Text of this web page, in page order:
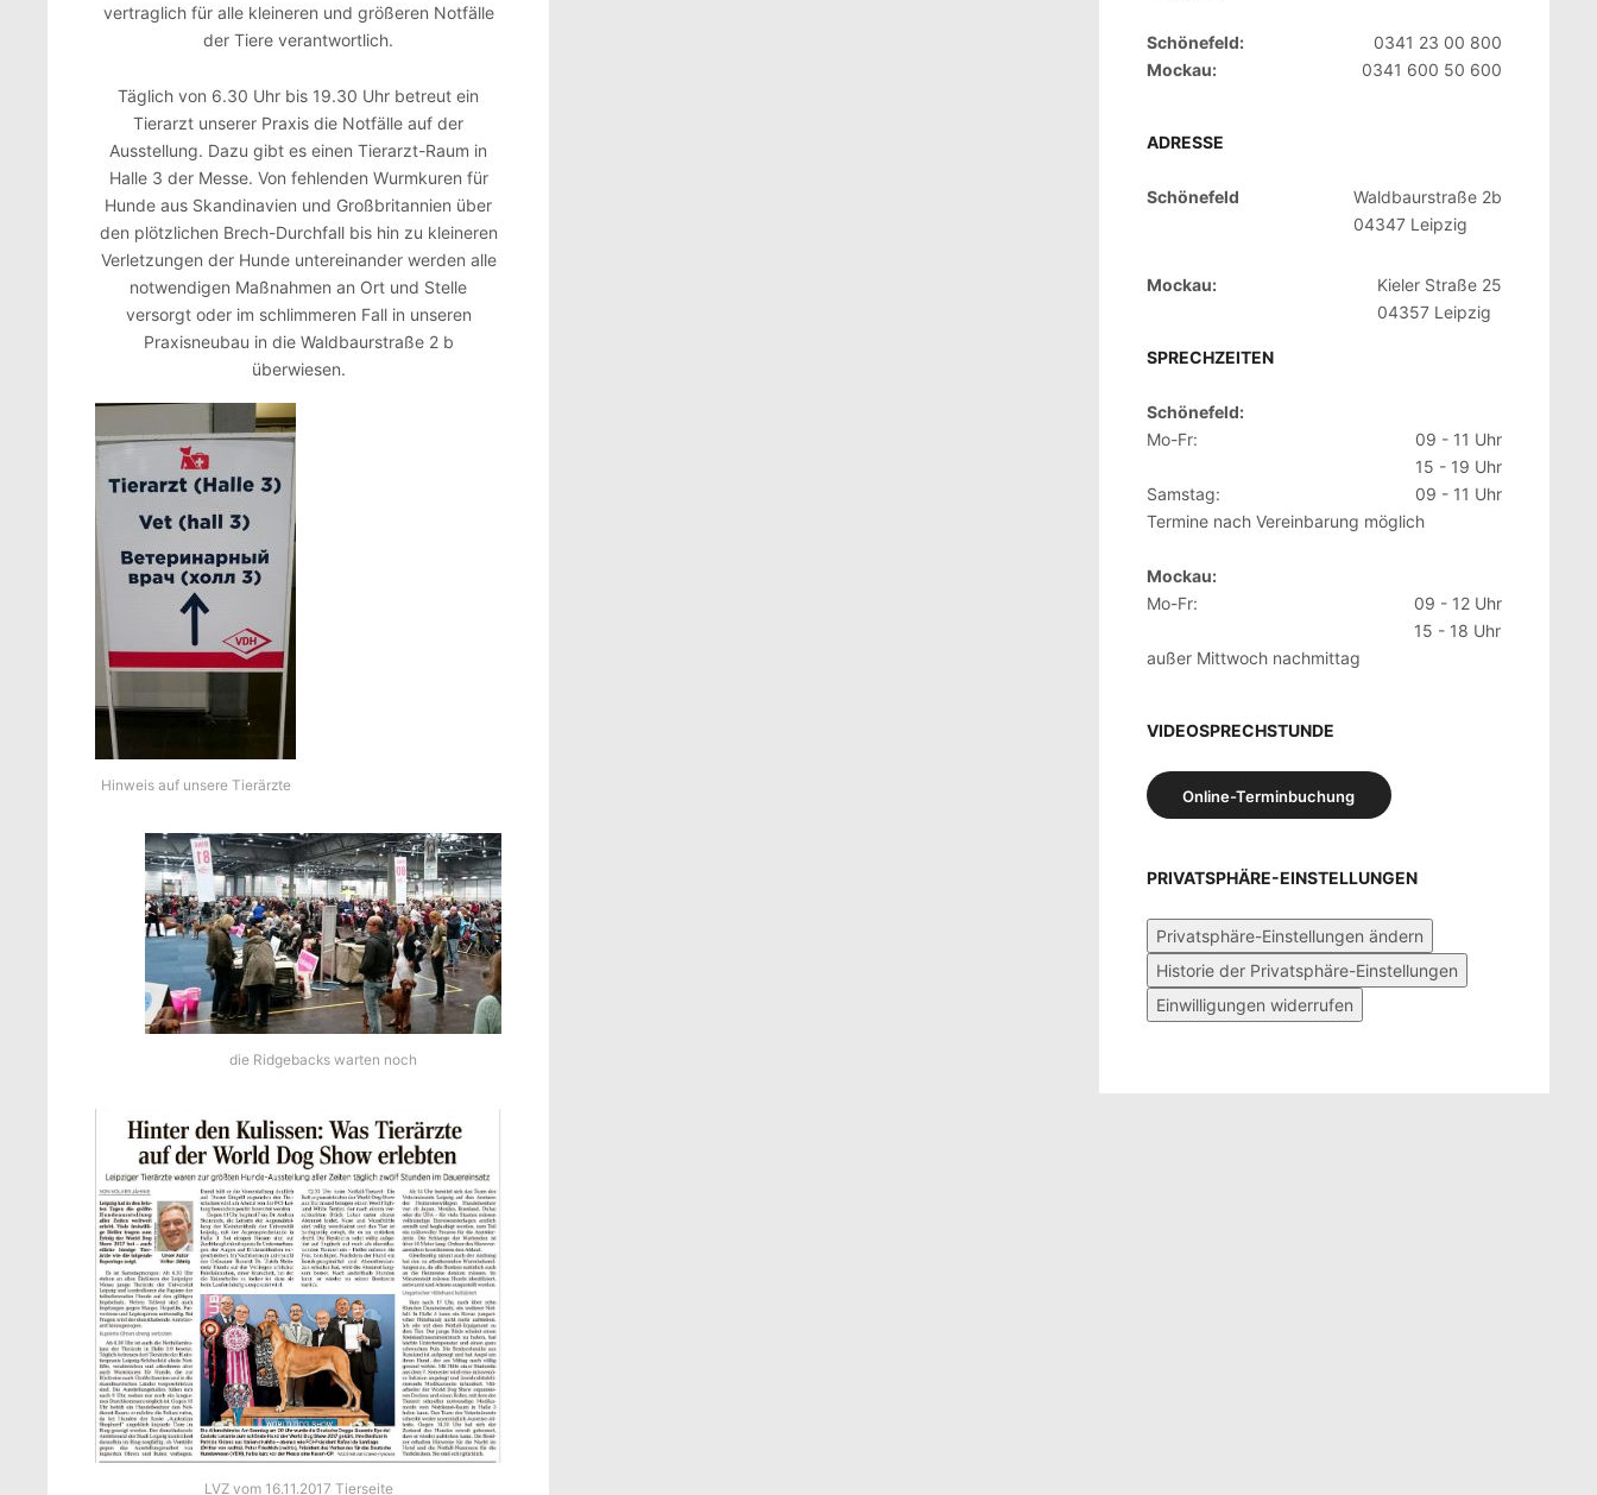
vertraglich für alle kleineren und größeren Notfälle
der Tiere verantwortlich.
Täglich von 6.30 Uhr bis 19.30 Uhr betreut ein
Tierarzt unserer Praxis die Notfälle auf der
Ausstellung. Dazu gibt es einen Tierarzt-Raum in
Halle 3 der Messe. Von fehlenden Wurmkuren für
Hunde aus Skandinavien und Großbritannien über
den plötzlichen Brech-Durchfall bis hin zu kleineren
Verletzungen der Hunde untereinander werden alle
notwendigen Maßnahmen an Ort und Stelle
versorgt oder im schlimmeren Fall in unseren
Praxisneubau in die Waldbaurstraße 2 b
überwiesen.
Hinweis auf unsere Tierärzte
die Ridgebacks warten noch
LVZ vom 16.11.2017 Tierseite
Schönefeld:
0341 23 00 800
Mockau:
0341 600 50 600
ADRESSE
Schönefeld
Waldbaurstraße 2b
04347 Leipzig
Mockau:
Kieler Straße 25
04357 Leipzig
SPRECHZEITEN
Schönefeld:
Mo-Fr:
09 - 11 Uhr
15 - 19 Uhr
Samstag:
09 - 11 Uhr
Termine nach Vereinbarung möglich
Mockau:
Mo-Fr:
09 - 12 Uhr
15 - 18 Uhr
außer Mittwoch nachmittag
VIDEOSPRECHSTUNDE
Online-Terminbuchung
PRIVATSPHÄRE-EINSTELLUNGEN
Privatsphäre-Einstellungen ändern
Historie der Privatsphäre-Einstellungen
Einwilligungen widerrufen